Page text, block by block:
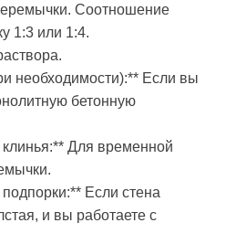
Соотношение
1:3 или 1:4.
необходимости):** Если вы
бетонную
Для временной
Если стена
и вы работаете с